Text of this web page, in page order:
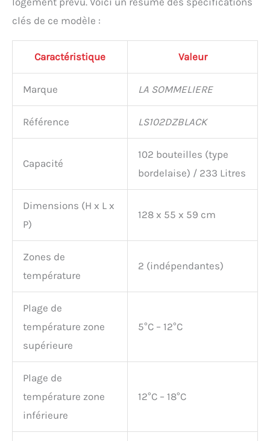
clés de ce modèle :
Caractéristique Valeur
Marque LA SOMMELIERE
Référence LS102DZBLACK
Capacité
102 bouteilles (type
bordelaise) / 233 Litres
Dimensions (H x L x
P)
128 x 55 x 59 cm
Zones de
température
2 (indépendantes)
Plage de
température zone
supérieure
5°C – 12°C
Plage de
température zone
inférieure
12°C – 18°C